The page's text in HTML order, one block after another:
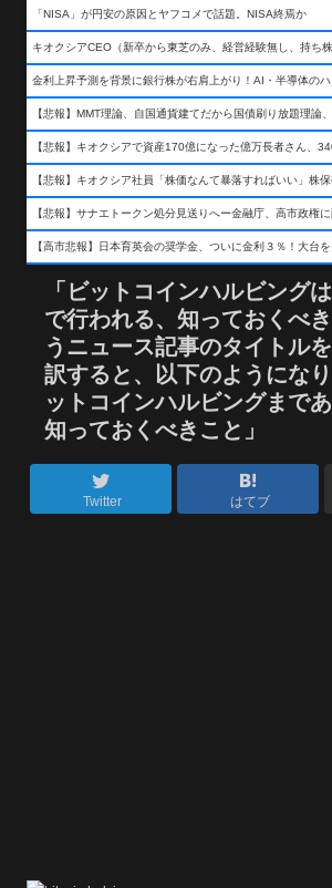
「NISA」が円安の原因とヤフコメで話題。NISA終焉か
【悲報】キオクシア社員「株価なんて暴落すればいい」株
【悲報】サナエトークン処分見送りへー金融庁、高市政権
【高市悲報】日本育英会の奨学金、ついに金利３％！大台
「ビットコインハルビング
で行われる、知っておくべ
うニュース記事のタイトル
訳すると、以下のようにな
ットコインハルビングまであ
知っておくべきこと」
Twitter はてブ